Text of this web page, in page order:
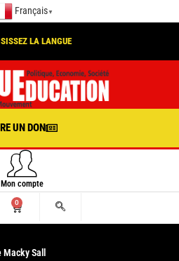
Français ▼
LA LANGUE
UN DON
Mon compte
0
Macky Sall